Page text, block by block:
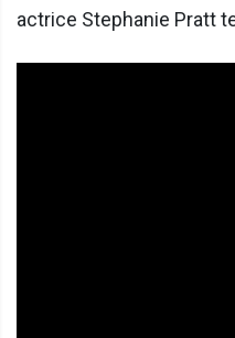
actrice Stephanie Pratt